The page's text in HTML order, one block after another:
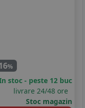
%
stoc - peste 12 buc
livrare 24/48 ore
Stoc magazin